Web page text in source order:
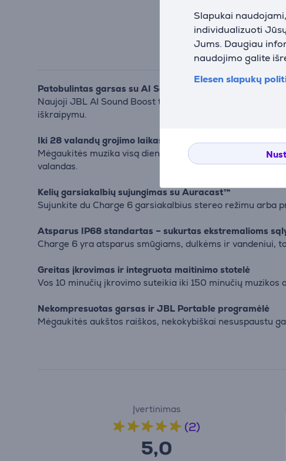
Slapukai
individualizuoti
Jums. Daugiau
naudojimo galite
Elesen slapukų
Patobulintas garsas su AI Sound Boost
Naujoji JBL AI Sound Boost technologija realiuoju laiku
iškraipymu.
Iki 28 valandų grojimo laikas
Mėgaukitės muzika visą dieną ir naktį – 24 valandos
valandas.
Kelių garsiakalbių sujungimas su Auracast™
Sujunkite du Charge 6 garsiakalbius stereo režimu arba
Atsparus IP68 standartas – sukurtas ekstremalioms
Charge 6 yra atsparus smūgiams, dulkėms ir vandeniui,
Greitas įkrovimas ir integruota maitinimo stotelė
Vos 10 minučių įkrovimo suteikia iki 150 minučių
Nekompresuotas garsas ir JBL Portable programėlė
Mėgaukitės aukštos raiškos, nekokybiškai nesuspaustu
Įvertinimas
(2)
5,0